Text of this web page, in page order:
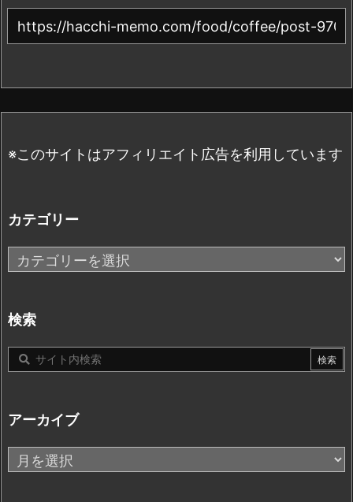
※このサイトはアフィリエイト広告を利用しています
カテゴリー
カ
テ
リ
ー
検索
アーカイブ
ア
ー